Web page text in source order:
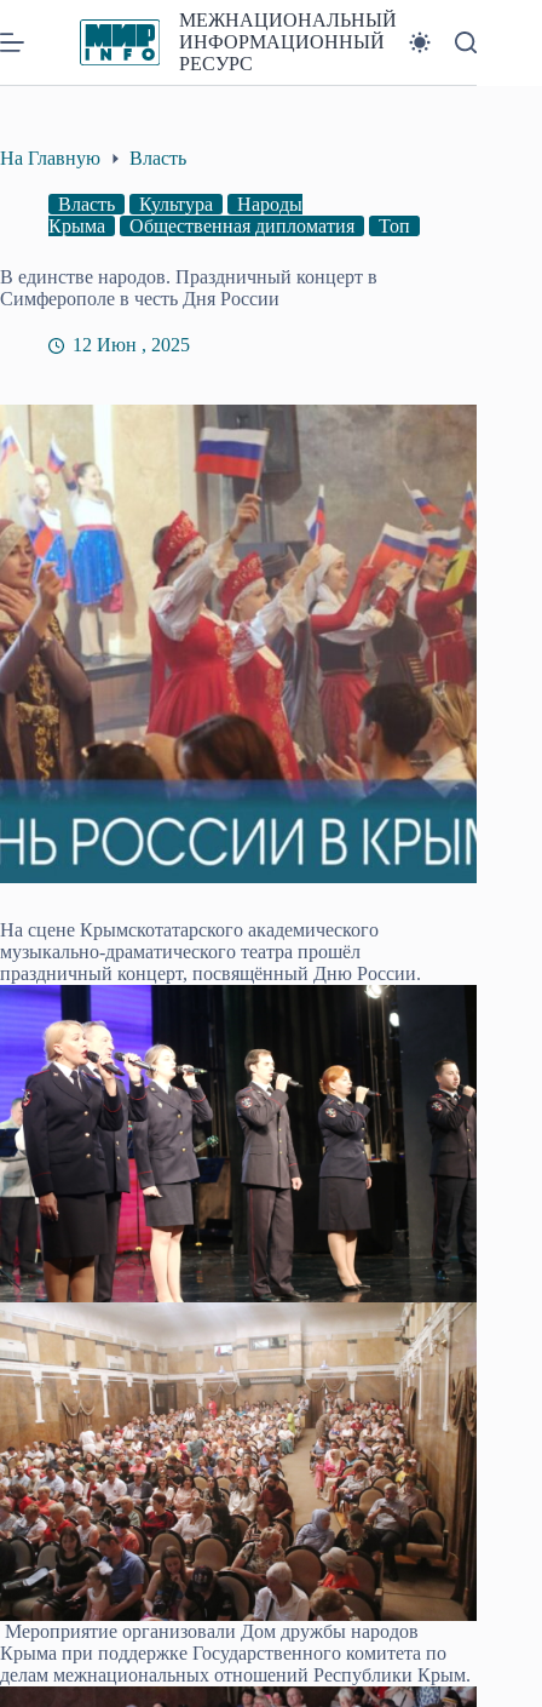
к
сути
МЕЖНАЦИОНАЛЬНЫЙ
ИНФОРМАЦИОННЫЙ
РЕСУРС
На Главную Власть
Власть Культура
Народы
Крыма
Общественная дипломатия Топ
В единстве народов. Праздничный концерт в
Симферополе в честь Дня России
12 Июн , 2025
На сцене Крымскотатарского академического
музыкально-драматического театра прошёл
праздничный концерт, посвящённый Дню России.
Мероприятие организовали Дом дружбы народов
Крыма при поддержке Государственного комитета по
делам межнациональных отношений Республики Крым.